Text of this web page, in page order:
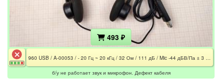
493 ₽
960 USB / A-00053 / - 20 Гц ~ 20 кГц / 32 Ом / 111 дБ / Mic -44 дБВ/Па ± 3 дБ / USB / 2.4 м / Дефект кабеля
б/у не работает звук и микрофон. Дефект кабеля